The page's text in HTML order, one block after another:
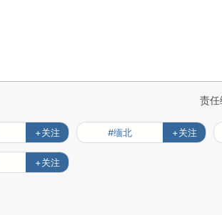
责
+关注 #缅北 +关注
+关注